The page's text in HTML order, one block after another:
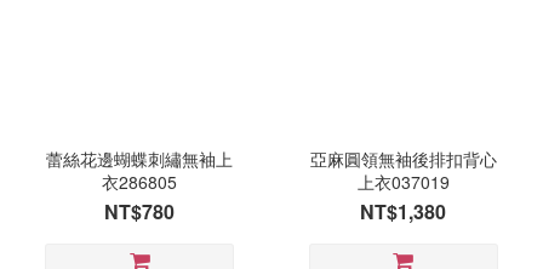
蕾絲花邊蝴蝶刺繡無袖上
衣286805
NT$780
亞麻圓領無袖後排扣背心
上衣037019
NT$1,380